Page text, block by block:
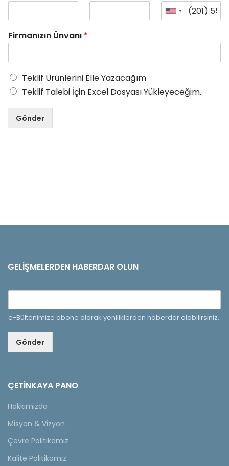
Firmanızın Ünvanı *
Teklif Ürünlerini Elle Yazacağım
Teklif Talebi İçin Excel Dosyası Yükleyeceğim.
Gönder
GELIŞMELERDEN HABERDAR OLUN
e-Bültenimize abone olarak yeniliklerden haberdar olabilirsiniz.
Gönder
ÇETINKAYA PANO
Hakkımızda
Misyon & Vizyon
Çevre Politikamız
Kalite Politikamız